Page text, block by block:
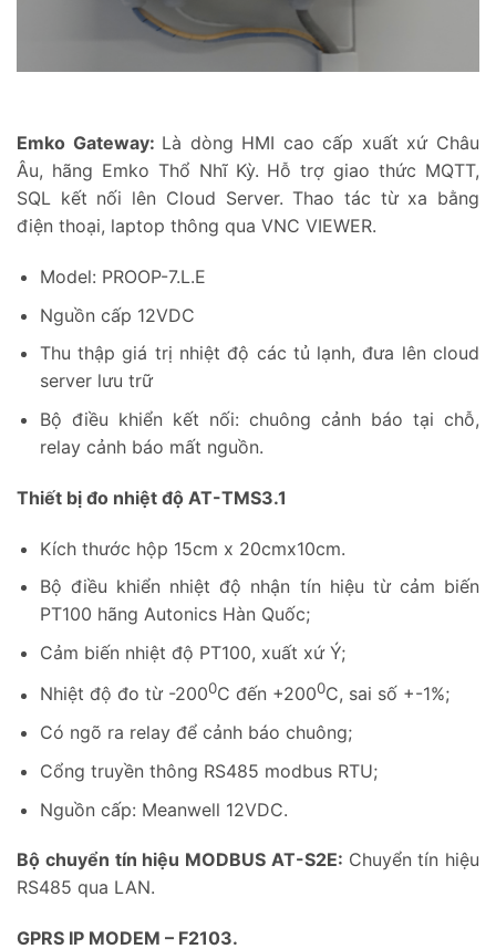
Emko Gateway: Là dòng HMI cao cấp xuất xứ Châu
Âu, hãng Emko Thổ Nhĩ Kỳ. Hỗ trợ giao thức MQTT,
SQL kết nối lên Cloud Server. Thao tác từ xa bằng
điện thoại, laptop thông qua VNC VIEWER.
Model: PROOP-7.L.E
Nguồn cấp 12VDC
Thu thập giá trị nhiệt độ các tủ lạnh, đưa lên cloud
server lưu trữ
Bộ điều khiển kết nối: chuông cảnh báo tại chỗ,
relay cảnh báo mất nguồn.
Thiết bị đo nhiệt độ AT-TMS3.1
Kích thước hộp 15cm x 20cmx10cm.
Bộ điều khiển nhiệt độ nhận tín hiệu từ cảm biến
PT100 hãng Autonics Hàn Quốc;
Cảm biến nhiệt độ PT100, xuất xứ Ý;
Nhiệt độ đo từ -2000C đến +2000C, sai số +-1%;
Có ngõ ra relay để cảnh báo chuông;
Cổng truyền thông RS485 modbus RTU;
Nguồn cấp: Meanwell 12VDC.
Bộ chuyển tín hiệu MODBUS AT-S2E: Chuyển tín hiệu
RS485 qua LAN.
GPRS IP MODEM – F2103.